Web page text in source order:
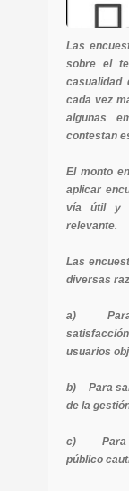
Las
sobre el
casualidad
cada vez
algunas
contestan
El monto
aplicar
vía útil y
relevante.
Las
diversas
a) Para
usuarios
b) Para
de la
c) Para
público